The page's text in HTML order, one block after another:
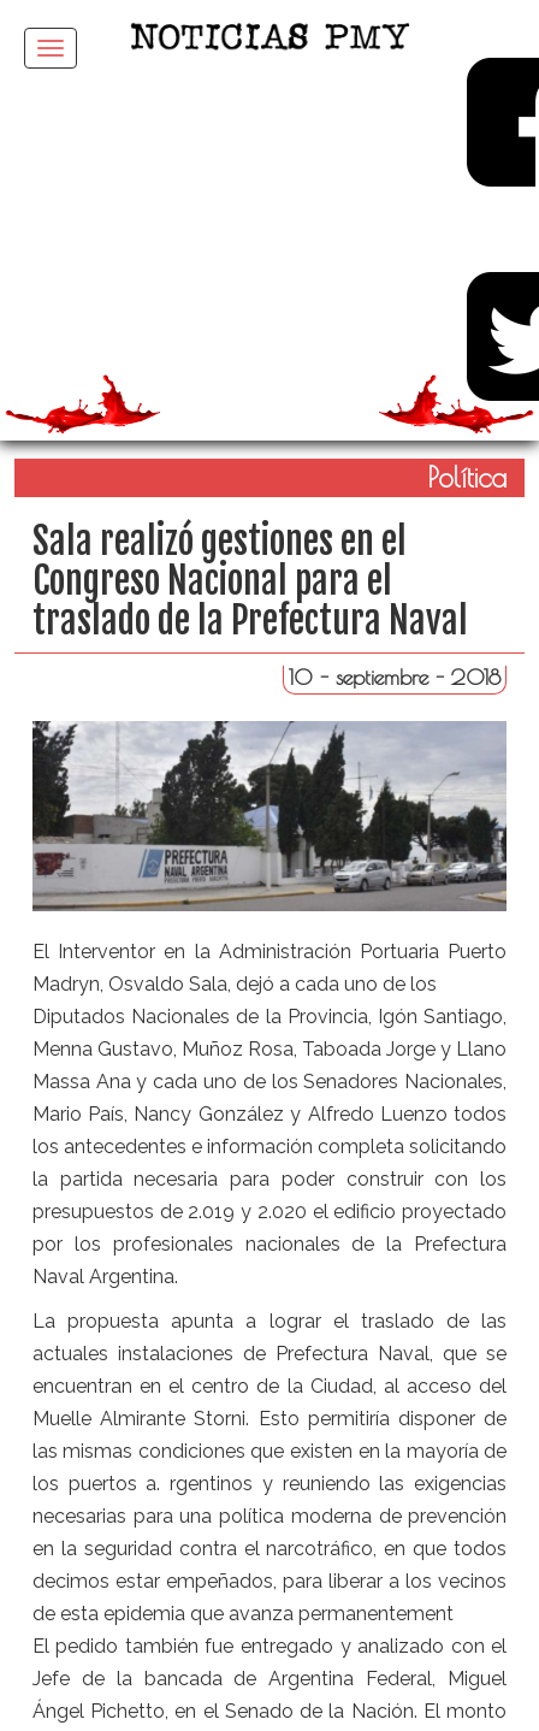
Menu
Política
Sala realizó gestiones en el
Congreso Nacional para el
traslado de la Prefectura Naval
10 - septiembre - 2018
El Interventor en la Administración Portuaria Puerto
Madryn, Osvaldo Sala, dejó a cada uno de los
Diputados Nacionales de la Provincia, Igón Santiago,
Menna Gustavo, Muñoz Rosa, Taboada Jorge y Llano
Massa Ana y cada uno de los Senadores Nacionales,
Mario País, Nancy González y Alfredo Luenzo todos
los antecedentes e información completa solicitando
la partida necesaria para poder construir con los
presupuestos de 2.019 y 2.020 el edificio proyectado
por los profesionales nacionales de la Prefectura
Naval Argentina.
La propuesta apunta a lograr el traslado de las
actuales instalaciones de Prefectura Naval, que se
encuentran en el centro de la Ciudad, al acceso del
Muelle Almirante Storni. Esto permitiría disponer de
las mismas condiciones que existen en la mayoría de
los puertos a. rgentinos y reuniendo las exigencias
necesarias para una política moderna de prevención
en la seguridad contra el narcotráfico, en que todos
decimos estar empeñados, para liberar a los vecinos
de esta epidemia que avanza permanentement
El pedido también fue entregado y analizado con el
Jefe de la bancada de Argentina Federal, Miguel
Ángel Pichetto, en el Senado de la Nación. El monto